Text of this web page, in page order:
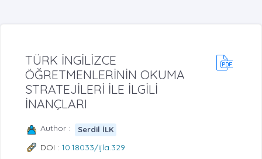
TÜRK İNGİLİZCE
ÖĞRETMENLERİNİN OKUMA
STRATEJİLERİ İLE İLGİLİ
İNANÇLARI
Author : Serdil İLK
DOI : 10.18033/ijla.329